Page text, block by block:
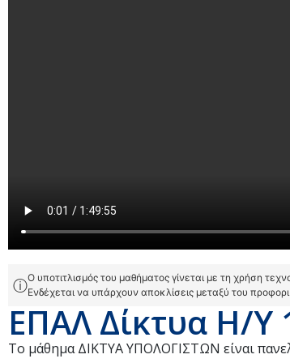
ⓘΟ υποτιτλισμός του μαθήματος γίνεται με τη χρήση
Ενδέχεται να υπάρχουν αποκλίσεις μεταξύ του
ΕΠΑΛ Δίκτυα Η/Υ
Το μάθημα ΔΙΚΤΥΑ ΥΠΟΛΟΓΙΣΤΩΝ είναι